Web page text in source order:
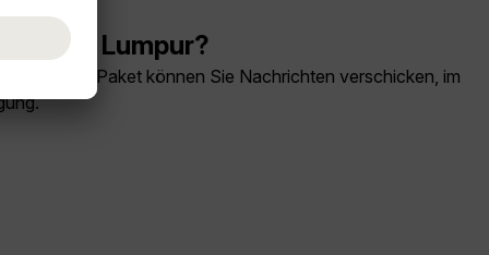
Kuala Lumpur?
Paket können Sie Nachrichten verschicken, im